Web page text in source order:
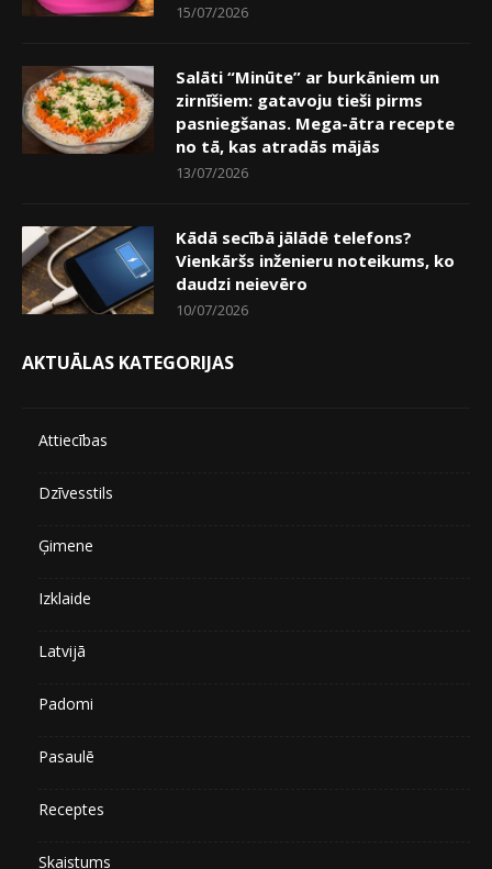
15/07/2026
Salāti “Minūte” ar burkāniem un
zirnīšiem: gatavoju tieši pirms
pasniegšanas. Mega-ātra recepte
no tā, kas atradās mājās
13/07/2026
Kādā secībā jālādē telefons?
Vienkāršs inženieru noteikums, ko
daudzi neievēro
10/07/2026
AKTUĀLAS KATEGORIJAS
Attiecības
Dzīvesstils
Ģimene
Izklaide
Latvijā
Padomi
Pasaulē
Receptes
Skaistums